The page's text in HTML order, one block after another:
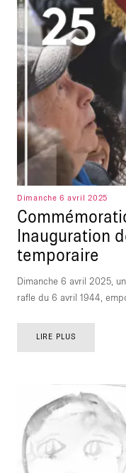
Dimanche 6 avril 2025
Inauguration
temporaire
Dimanche 6 avril 2025,
rafle du 6 avril 1944,
LIRE PLUS